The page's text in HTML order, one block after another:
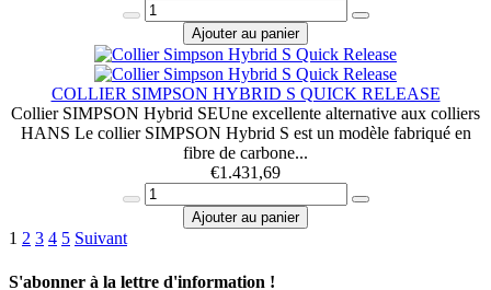
Ajouter au panier
COLLIER SIMPSON HYBRID S QUICK RELEASE
Collier SIMPSON Hybrid SEUne excellente alternative aux colliers
HANS Le collier SIMPSON Hybrid S est un modèle fabriqué en
fibre de carbone...
€1.431,69
Ajouter au panier
1 2 3 4 5 Suivant
S'abonner à la lettre d'information !